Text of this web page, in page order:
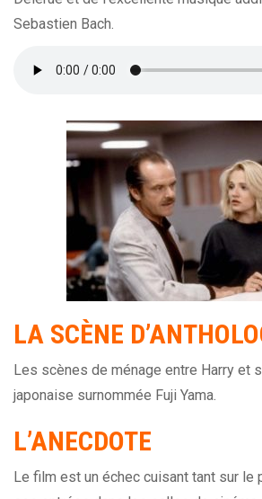
Sebastien Bach.
LA SCÈNE
Les scènes de ménage entre Harry et
japonaise surnommée Fuji Yama.
L’ANECDOTE
Le film est un échec cuisant tant sur le